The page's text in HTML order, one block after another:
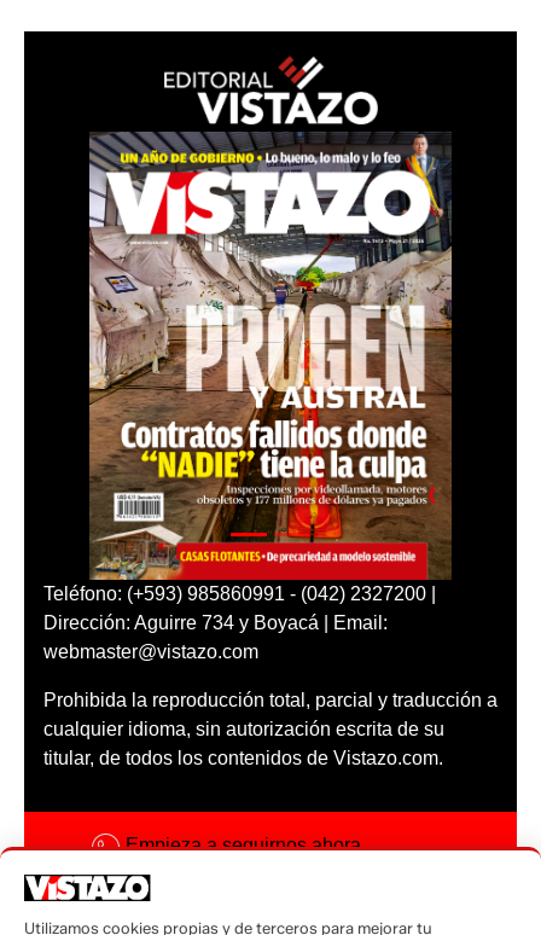
Teléfono: (+593) 985860991 - (042) 2327200 |
Dirección: Aguirre 734 y Boyacá | Email:
webmaster@vistazo.com
Prohibida la reproducción total, parcial y traducción a
cualquier idioma, sin autorización escrita de su
titular, de todos los contenidos de Vistazo.com.
Empieza a seguirnos ahora
Utilizamos cookies propias y de terceros para mejorar tu